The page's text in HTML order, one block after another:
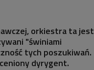
orkiestra ta jest
"świniami
tych poszukiwań.
dyrygent.